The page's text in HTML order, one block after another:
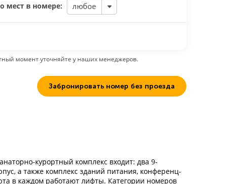
мест в номере: любое
момент уточняйте у наших менеджеров.
Забронировать номер без проезда
курортный комплекс входит: два 9-
а также комплекс зданий питания, конференц-
в каждом работают лифты. Категории номеров